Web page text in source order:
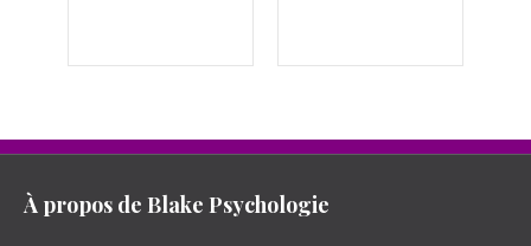
À propos de Blake Psychologie